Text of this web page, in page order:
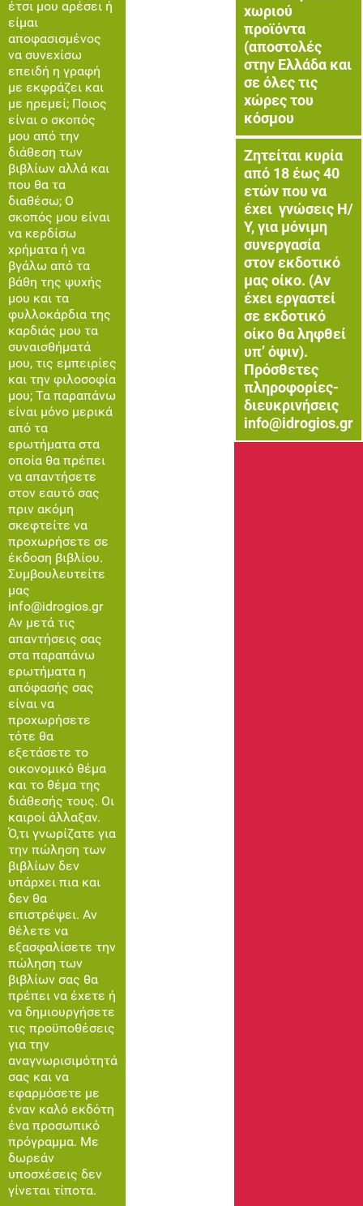
έτσι μου αρέσει ή
είμαι
αποφασισμένος
να συνεχίσω
επειδή η γραφή
με εκφράζει και
με ηρεμεί; Ποιος
είναι ο σκοπός
μου από την
διάθεση των
βιβλίων αλλά και
που θα τα
διαθέσω; Ο
σκοπός μου είναι
να κερδίσω
χρήματα ή να
βγάλω από τα
βάθη της ψυχής
μου και τα
φυλλοκάρδια της
καρδιάς μου τα
συναισθήματά
μου, τις εμπειρίες
και την φιλοσοφία
μου; Τα παραπάνω
είναι μόνο μερικά
από τα
ερωτήματα στα
οποία θα πρέπει
να απαντήσετε
στον εαυτό σας
πριν ακόμη
σκεφτείτε να
προχωρήσετε σε
έκδοση βιβλίου.
Συμβουλευτείτε
μας
info@idrogios.gr
Αν μετά τις
απαντήσεις σας
στα παραπάνω
ερωτήματα η
απόφασής σας
είναι να
προχωρήσετε
τότε θα
εξετάσετε το
οικονομικό θέμα
και το θέμα της
διάθεσής τους. Οι
καιροί άλλαξαν.
Ό,τι γνωρίζατε για
την πώληση των
βιβλίων δεν
υπάρχει πια και
δεν θα
επιστρέψει. Αν
θέλετε να
εξασφαλίσετε την
πώληση των
βιβλίων σας θα
πρέπει να έχετε ή
να δημιουργήσετε
τις προϋποθέσεις
για την
αναγνωρισιμότητά
σας και να
εφαρμόσετε με
έναν καλό εκδότη
ένα προσωπικό
πρόγραμμα. Με
δωρεάν
υποσχέσεις δεν
γίνεται τίποτα.
χωριού
προϊόντα
(αποστολές
στην Ελλάδα και
σε όλες τις
χώρες του
κόσμου
Ζητείται κυρία
από 18 έως 40
ετών που να
έχει γνώσεις Η/
Υ, για μόνιμη
συνεργασία
στον εκδοτικό
μας οίκο. (Αν
έχει εργαστεί
σε εκδοτικό
οίκο θα ληφθεί
υπ’ όψιν).
Πρόσθετες
πληροφορίες-
διευκρινήσεις
info@idrogios.gr